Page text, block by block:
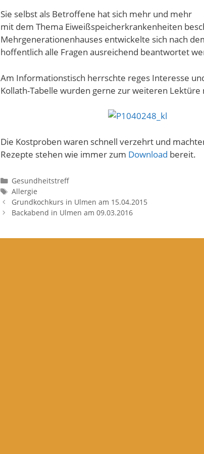
Sie selbst als Betroffene hat sich mehr und mehr
mit dem Thema Eiweißspeicherkrankenheiten
Mehrgenerationenhauses entwickelte sich nach
hoffentlich alle Fragen ausreichend beantwortet
Am Informationstisch herrschte reges Interesse
Kollath-Tabelle wurden gerne zur weiteren
Die Kostproben waren schnell verzehrt und
Rezepte stehen wie immer zum Download bereit.
Kategorien
Gesundheitstreff
Schlagwörter
Allergie
Grundkochkurs in Ulmen am 15.04.2015
Backabend in Ulmen am 09.03.2016